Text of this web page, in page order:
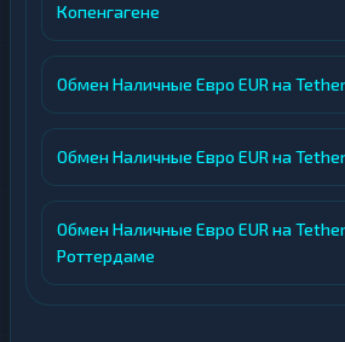
Копенгагене
Обмен Наличные Евро EUR на
Обмен Наличные Евро EUR на
Обмен Наличные Евро EUR на Tether
Роттердаме